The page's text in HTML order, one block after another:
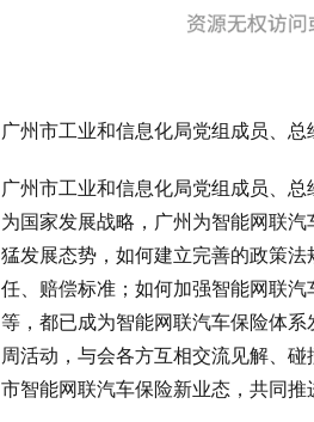
广州市工业和信息化局党组成员、总
广州市工业和信息化局党组成员、
为国家发展战略，广州为智能网联
猛发展态势，如何建立完善的政策
任、赔偿标准；如何加强智能网联
等，都已成为智能网联汽车保险体
周活动，与会各方互相交流见解、
市智能网联汽车保险新业态，共同推